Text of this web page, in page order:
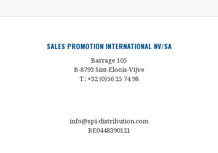
SALES PROMOTION INTERNATIONAL NV/SA
Barrage 105
B-8793 Sint-Eloois-Vijve
T.: +32 (0)56 25 74 98
info@spi-distribution.com
BE0448390121